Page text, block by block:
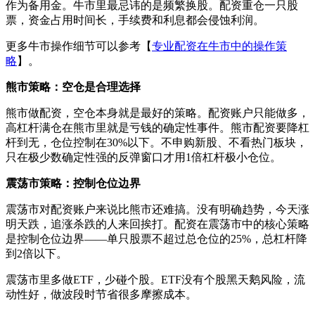
作为备用金。牛市里最忌讳的是频繁换股。配资重仓一只股
票，资金占用时间长，手续费和利息都会侵蚀利润。
更多牛市操作细节可以参考【专业配资在牛市中的操作策
略 】。
熊市策略：空仓是合理选择
熊市做配资，空仓本身就是最好的策略。配资账户只能做多，
高杠杆满仓在熊市里就是亏钱的确定性事件。熊市配资要降杠
杆到无，仓位控制在30%以下。不申购新股、不看热门板块，
只在极少数确定性强的反弹窗口才用1倍杠杆极小仓位。
震荡市策略：控制仓位边界
震荡市对配资账户来说比熊市还难搞。没有明确趋势，今天涨
明天跌，追涨杀跌的人来回挨打。配资在震荡市中的核心策略
是控制仓位边界——单只股票不超过总仓位的25%，总杠杆降
到2倍以下。
震荡市里多做ETF，少碰个股。ETF没有个股黑天鹅风险，流
动性好，做波段时节省很多摩擦成本。